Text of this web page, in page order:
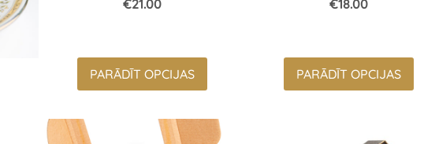
€21.00
PARĀDĪT OPCIJAS
€18.00
PARĀDĪT OPCIJAS